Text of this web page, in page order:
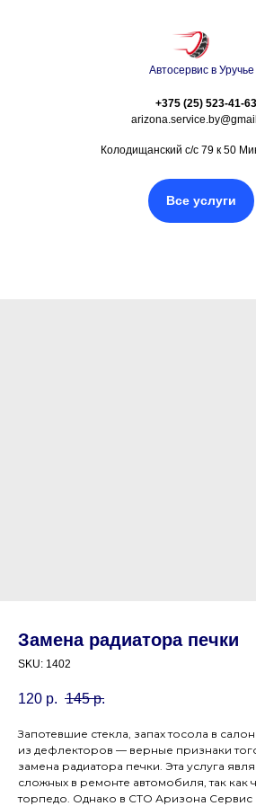
Автосервис в Уручье
+375 (25) 523-41-63
Колодищанский с/с 79 к 50
Все услуги
Замена радиатора печки
SKU: 1402
120 р. 145 р.
Запотевшие стекла, запах тосола в
из дефлекторов — верные признаки
замена радиатора печки. Эта услуга
сложных в ремонте автомобиля, так как
торпедо. Однако в СТО Аризона Сервис